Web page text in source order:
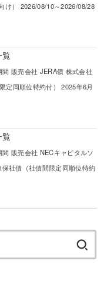
け） 2026/08/10～2026/08/28
覧
販売会社 JERA債 株式会社
定同順位特約付） 2025年6月
覧
販売会社 NECキャピタルソ
社債（社債間限定同順位特約